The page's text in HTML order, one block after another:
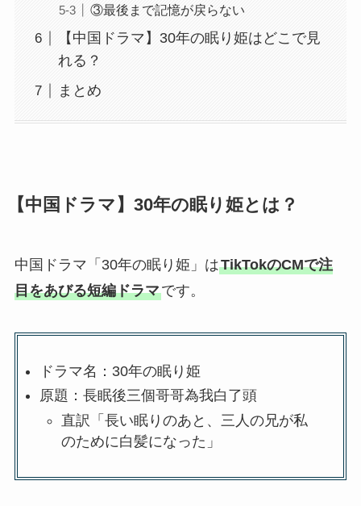
③最後まで記憶が戻らない
【中国ドラマ】30年の眠り姫はどこで見
れる？
まとめ
【中国ドラマ】30年の眠り姫とは？
中国ドラマ「30年の眠り姫」はTikTokのCMで注
目をあびる短編ドラマです。
ドラマ名：30年の眠り姫
原題：長眠後三個哥哥為我白了頭
直訳「長い眠りのあと、三人の兄が私
のために白髪になった」